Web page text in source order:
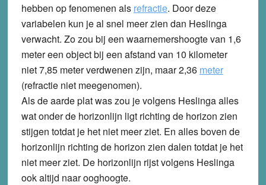
hebben op fenomenen als refractie. Door deze
variabelen kun je al snel meer zien dan Heslinga
verwacht. Zo zou bij een waarnemershoogte van 1,6
meter een object bij een afstand van 10 kilometer
niet 7,85 meter verdwenen zijn, maar 2,36 meter
(refractie niet meegenomen).
Als de aarde plat was zou je volgens Heslinga alles
wat onder de horizonlijn ligt richting de horizon zien
stijgen totdat je het niet meer ziet. En alles boven de
horizonlijn richting de horizon zien dalen totdat je het
niet meer ziet. De horizonlijn rijst volgens Heslinga
ook altijd naar ooghoogte.